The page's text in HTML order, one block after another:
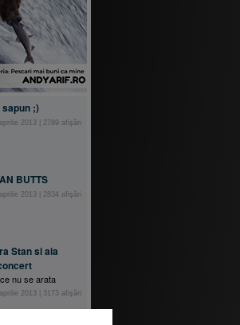
sapun ;)
2013 2789 afişări
BUTTS
2013 2834 afişări
Stan si aia
nu se arata
2013 3173 afişări